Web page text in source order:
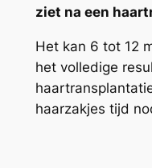
ziet na een
Het kan 6 tot 12
het volledige
haarzakjes tijd